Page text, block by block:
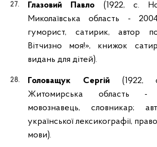
Глазовий Павло (1922, с.
Миколаївська область -
гуморист, сатирик, автор
Вітчизно моя!», книжок
видань для дітей).
Головащук Сергій (1922,
Житомирська область -
мовознавець, словникар;
української лексикографії,
мови).